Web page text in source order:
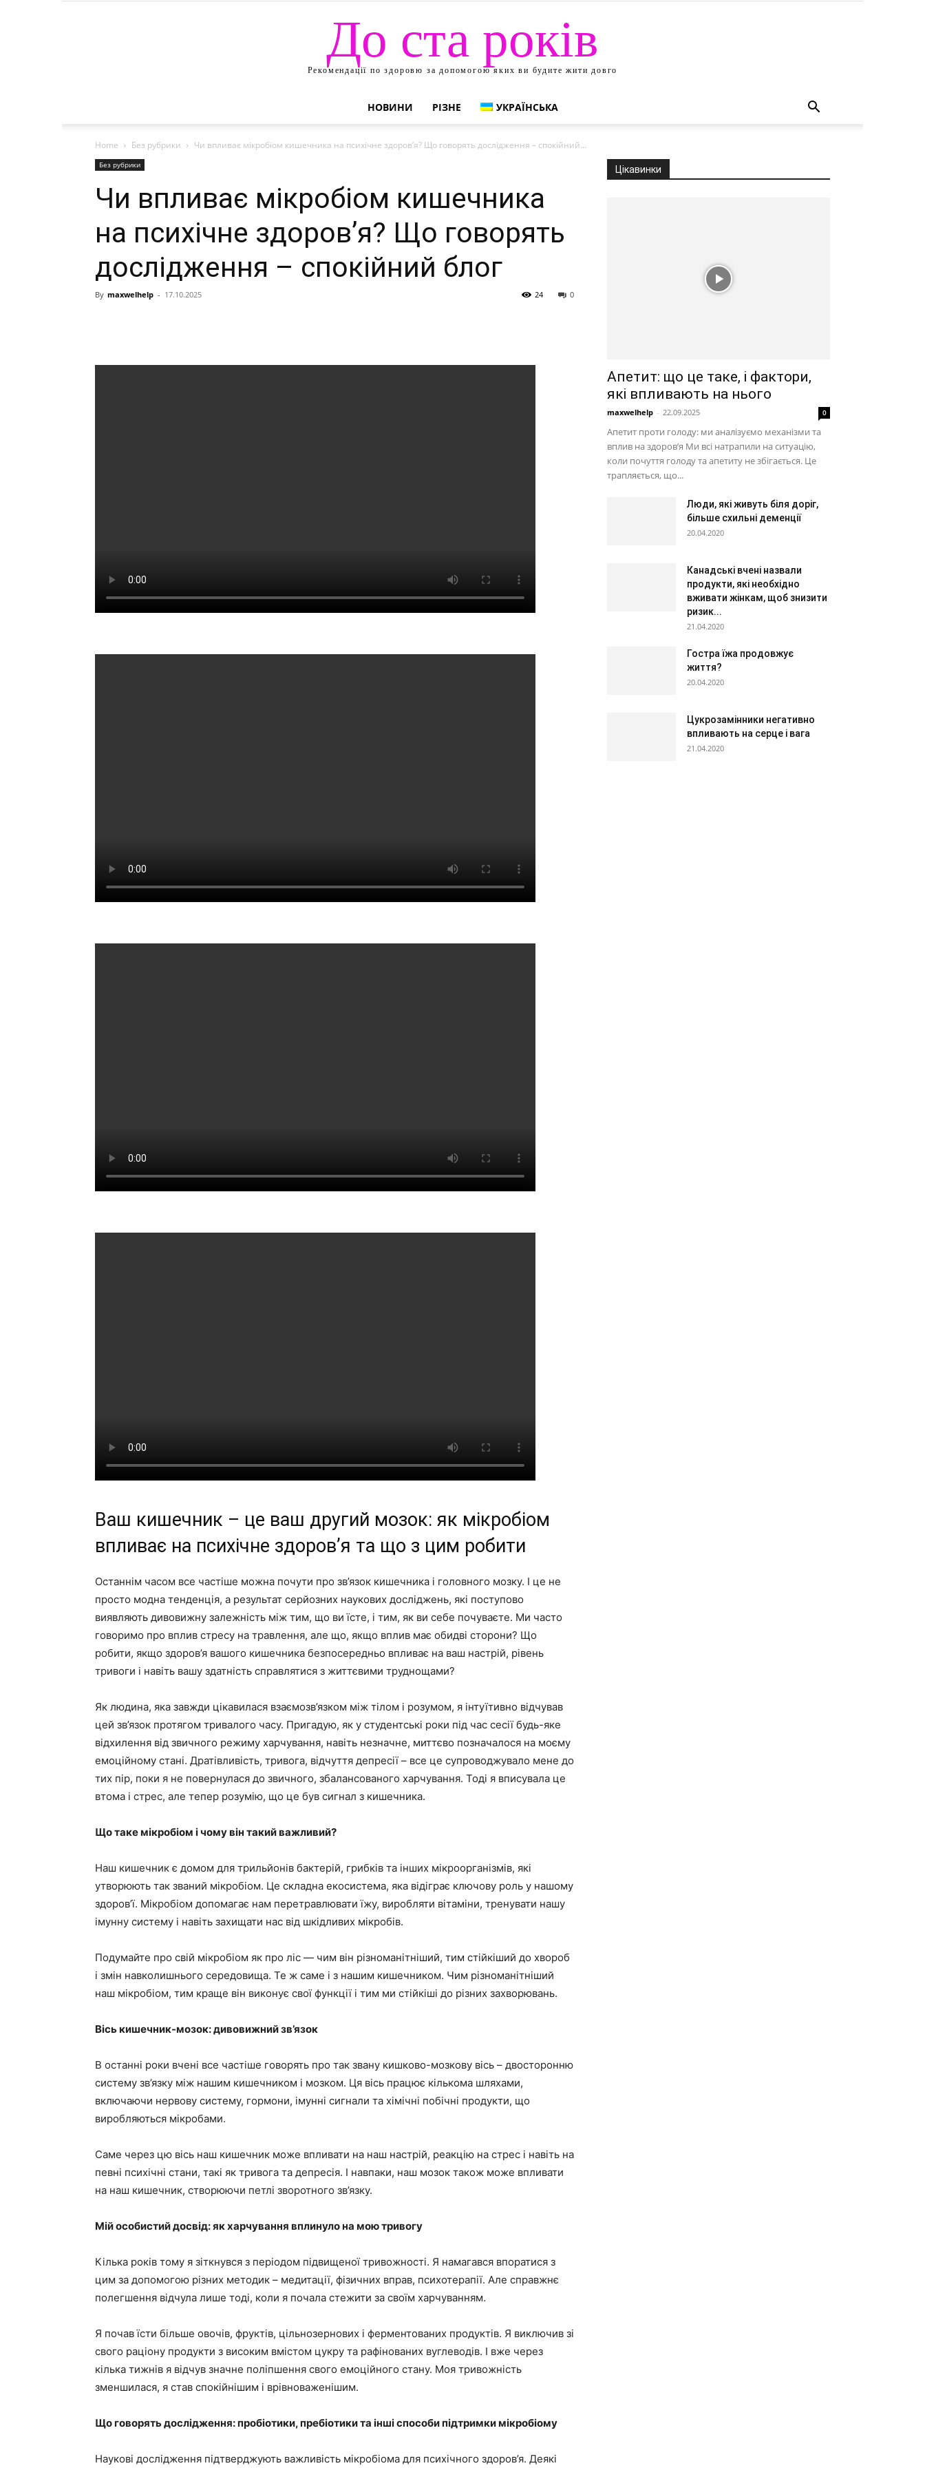
До ста років
Рекомендації по здоровю за допомогою яких ви будите жити довго
НОВИНИ РІЗНЕ УКРАЇНСЬКА
Home Без рубрики Чи впливає мікробіом кишечника на психічне здоров’я? Що говорять дослідження – спокійний...
Без рубрики
Чи впливає мікробіом кишечника
на психічне здоров’я? Що говорять
дослідження – спокійний блог
By maxwelhelp - 17.10.2025 0
24
Ваш кишечник – це ваш другий мозок: як мікробіом
впливає на психічне здоров’я та що з цим робити
Останнім часом все частіше можна почути про зв’язок кишечника і головного мозку. І це не
просто модна тенденція, а результат серйозних наукових досліджень, які поступово
виявляють дивовижну залежність між тим, що ви їсте, і тим, як ви себе почуваєте. Ми часто
говоримо про вплив стресу на травлення, але що, якщо вплив має обидві сторони? Що
робити, якщо здоров’я вашого кишечника безпосередньо впливає на ваш настрій, рівень
тривоги і навіть вашу здатність справлятися з життєвими труднощами?
Як людина, яка завжди цікавилася взаємозв’язком між тілом і розумом, я інтуїтивно відчував
цей зв’язок протягом тривалого часу. Пригадую, як у студентські роки під час сесії будь-яке
відхилення від звичного режиму харчування, навіть незначне, миттєво позначалося на моєму
емоційному стані. Дратівливість, тривога, відчуття депресії – все це супроводжувало мене до
тих пір, поки я не повернулася до звичного, збалансованого харчування. Тоді я вписувала це
втома і стрес, але тепер розумію, що це був сигнал з кишечника.
Що таке мікробіом і чому він такий важливий?
Наш кишечник є домом для трильйонів бактерій, грибків та інших мікроорганізмів, які
утворюють так званий мікробіом. Це складна екосистема, яка відіграє ключову роль у нашому
здоров’ї. Мікробіом допомагає нам перетравлювати їжу, виробляти вітаміни, тренувати нашу
імунну систему і навіть захищати нас від шкідливих мікробів.
Подумайте про свій мікробіом як про ліс — чим він різноманітніший, тим стійкіший до хвороб
і змін навколишнього середовища. Те ж саме і з нашим кишечником. Чим різноманітніший
наш мікробіом, тим краще він виконує свої функції і тим ми стійкіші до різних захворювань.
Вісь кишечник-мозок: дивовижний зв’язок
В останні роки вчені все частіше говорять про так звану кишково-мозкову вісь – двосторонню
систему зв’язку між нашим кишечником і мозком. Ця вісь працює кількома шляхами,
включаючи нервову систему, гормони, імунні сигнали та хімічні побічні продукти, що
виробляються мікробами.
Саме через цю вісь наш кишечник може впливати на наш настрій, реакцію на стрес і навіть на
певні психічні стани, такі як тривога та депресія. І навпаки, наш мозок також може впливати
на наш кишечник, створюючи петлі зворотного зв’язку.
Мій особистий досвід: як харчування вплинуло на мою тривогу
Кілька років тому я зіткнувся з періодом підвищеної тривожності. Я намагався впоратися з
цим за допомогою різних методик – медитації, фізичних вправ, психотерапії. Але справжнє
полегшення відчула лише тоді, коли я почала стежити за своїм харчуванням.
Я почав їсти більше овочів, фруктів, цільнозернових і ферментованих продуктів. Я виключив зі
свого раціону продукти з високим вмістом цукру та рафінованих вуглеводів. І вже через
кілька тижнів я відчув значне поліпшення свого емоційного стану. Моя тривожність
зменшилася, я став спокійнішим і врівноваженішим.
Що говорять дослідження: пробіотики, пребіотики та інші способи підтримки мікробіому
Наукові дослідження підтверджують важливість мікробіома для психічного здоров’я. Деякі
Цікавинки
Апетит: що це таке, і фактори,
які впливають на нього
maxwelhelp - 22.09.2025 0
Апетит проти голоду: ми аналізуємо механізми та
вплив на здоров’я Ми всі натрапили на ситуацію,
коли почуття голоду та апетиту не збігається. Це
трапляється, що...
Люди, які живуть біля доріг,
більше схильні деменції
20.04.2020
Канадські вчені назвали
продукти, які необхідно
вживати жінкам, щоб знизити
ризик...
21.04.2020
Гостра їжа продовжує
життя?
20.04.2020
Цукрозамінники негативно
впливають на серце і вага
21.04.2020